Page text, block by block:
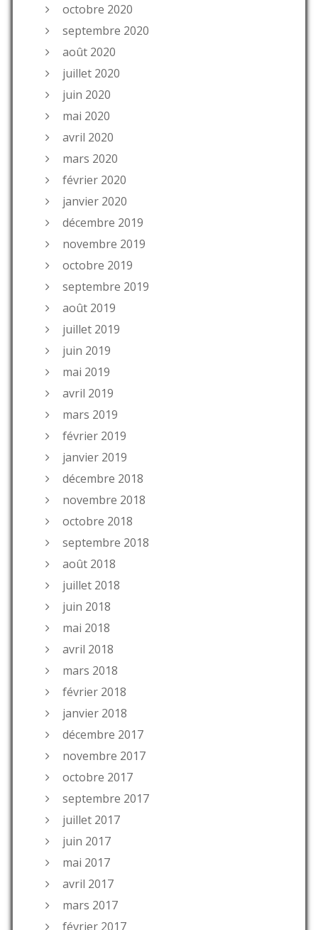
octobre 2020
septembre 2020
août 2020
juillet 2020
juin 2020
mai 2020
avril 2020
mars 2020
février 2020
janvier 2020
décembre 2019
novembre 2019
octobre 2019
septembre 2019
août 2019
juillet 2019
juin 2019
mai 2019
avril 2019
mars 2019
février 2019
janvier 2019
décembre 2018
novembre 2018
octobre 2018
septembre 2018
août 2018
juillet 2018
juin 2018
mai 2018
avril 2018
mars 2018
février 2018
janvier 2018
décembre 2017
novembre 2017
octobre 2017
septembre 2017
juillet 2017
juin 2017
mai 2017
avril 2017
mars 2017
février 2017